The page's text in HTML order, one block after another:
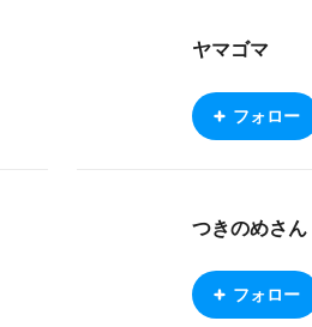
ヤマゴマ
フォロー
つきのめさん
フォロー